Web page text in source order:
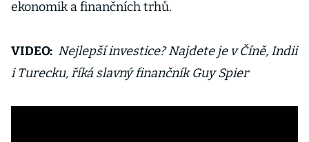
ekonomik a finančních trhů.
VIDEO: Nejlepší investice? Najdete je v Číně, Indii
i Turecku, říká slavný finančník Guy Spier